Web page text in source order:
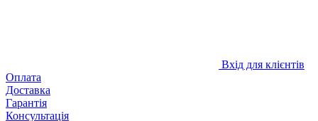
Вхід для клієнтів
Оплата
Доставка
Гарантія
Консультація